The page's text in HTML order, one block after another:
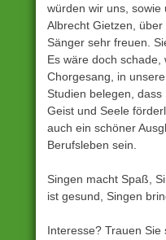
würden wir uns,
Albrecht Gietzen,
Sänger sehr freuen.
Es wäre doch
Chorgesang, in
Studien belegen, dass
Geist und Seele
auch ein schöner
Berufsleben sein.
Singen macht Spaß,
ist gesund, Singen
Interesse? Trauen